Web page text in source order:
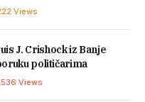
Views
J. Crishock iz Banje
političarima
Views